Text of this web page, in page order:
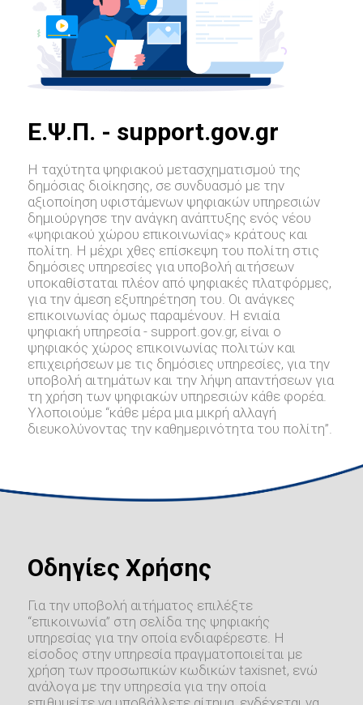
E.Ψ.Π. - support.gov.gr
Η ταχύτητα ψηφιακού μετασχηματισμού της
δημόσιας διοίκησης, σε συνδυασμό με την
αξιοποίηση υφιστάμενων ψηφιακών υπηρεσιών
δημιούργησε την ανάγκη ανάπτυξης ενός νέου
«ψηφιακού χώρου επικοινωνίας» κράτους και
πολίτη. Η μέχρι χθες επίσκεψη του πολίτη στις
δημόσιες υπηρεσίες για υποβολή αιτήσεων
υποκαθίσταται πλέον από ψηφιακές πλατφόρμες,
για την άμεση εξυπηρέτηση του. Οι ανάγκες
επικοινωνίας όμως παραμένουν. Η ενιαία
ψηφιακή υπηρεσία - support.gov.gr, είναι ο
ψηφιακός χώρος επικοινωνίας πολιτών και
επιχειρήσεων με τις δημόσιες υπηρεσίες, για την
υποβολή αιτημάτων και την λήψη απαντήσεων για
τη χρήση των ψηφιακών υπηρεσιών κάθε φορέα.
Υλοποιούμε “κάθε μέρα μια μικρή αλλαγή
διευκολύνοντας την καθημερινότητα του πολίτη”.
Οδηγίες Χρήσης
Για την υποβολή αιτήματος επιλέξτε
“επικοινωνία” στη σελίδα της ψηφιακής
υπηρεσίας για την οποία ενδιαφέρεστε. Η
είσοδος στην υπηρεσία πραγματοποιείται με
χρήση των προσωπικών κωδικών taxisnet, ενώ
ανάλογα με την υπηρεσία για την οποία